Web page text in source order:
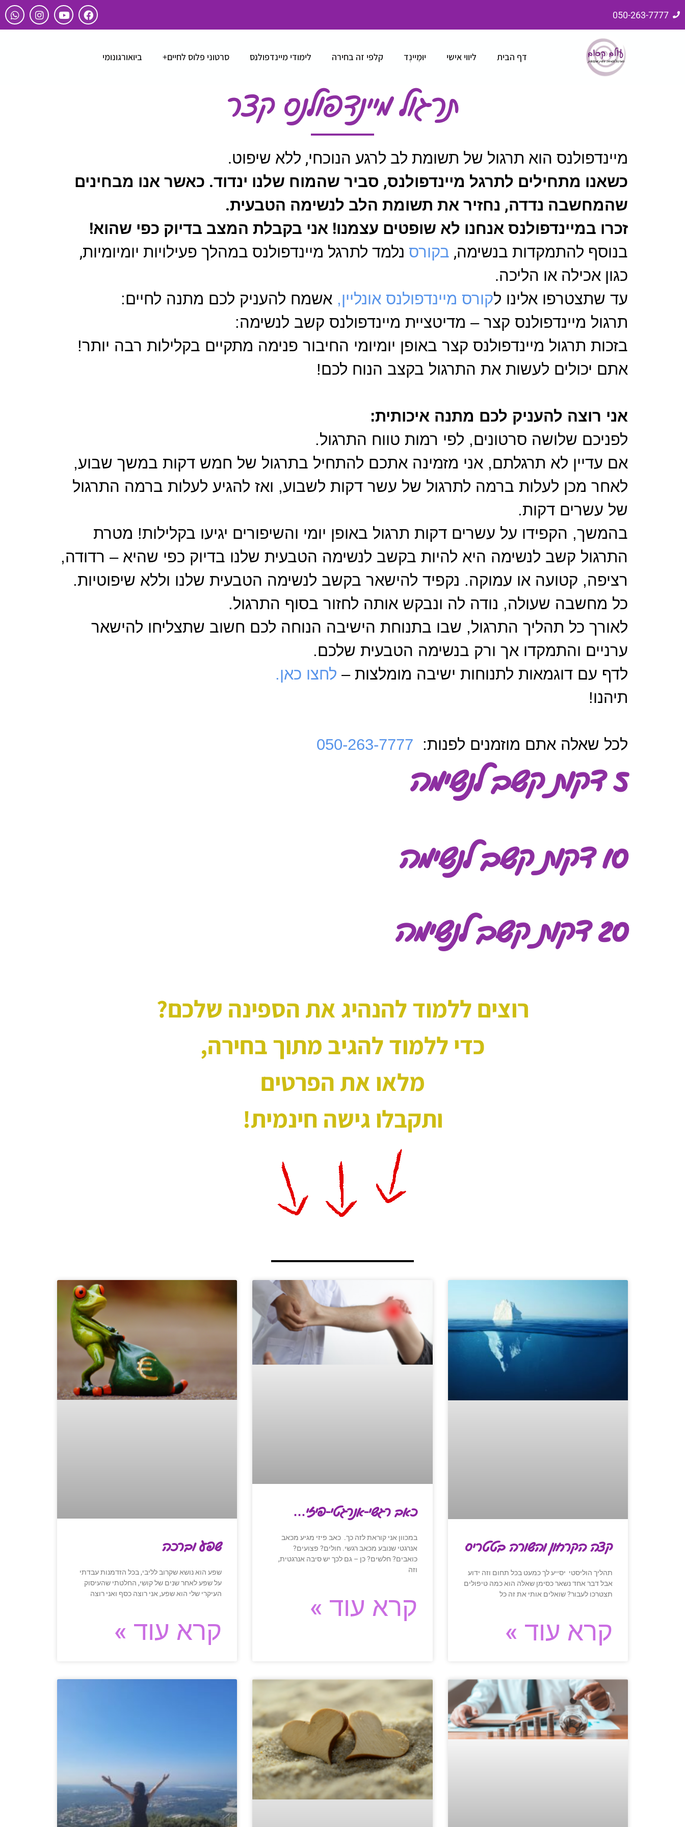
050-263-7777
דף הבית ליווי אישי יוּמׇיינְד קלפי זה בחירה לימודי מיינדפולנס סרטוני פלוס לחיים+ ביואורגונומי
תרגול מיינדפולנס קצר
מיינדפולנס הוא תרגול של תשומת לב לרגע הנוכחי, ללא שיפוט.
כשאנו מתחילים לתרגל מיינדפולנס, סביר שהמוח שלנו ינדוד. כאשר אנו מבחינים
שהמחשבה נדדה, נחזיר את תשומת הלב לנשימה הטבעית.
זכרו במיינדפולנס אנחנו לא שופטים עצמנו! אני בקבלת המצב בדיוק כפי שהוא!
בנוסף להתמקדות בנשימה, בקורס נלמד לתרגל מיינדפולנס במהלך פעילויות יומיומיות,
כגון אכילה או הליכה.
עד שתצטרפו אלינו לקורס מיינדפולנס אונליין, אשמח להעניק לכם מתנה לחיים:
תרגול מיינדפולנס קצר – מדיטציית מיינדפולנס קשב לנשימה:
בזכות תרגול מיינדפולנס קצר באופן יומיומי החיבור פנימה מתקיים בקלילות רבה יותר!
אתם יכולים לעשות את התרגול בקצב הנוח לכם!
אני רוצה להעניק לכם מתנה איכותית:
לפניכם שלושה סרטונים, לפי רמות טווח התרגול.
אם עדיין לא תרגלתם, אני מזמינה אתכם להתחיל בתרגול של חמש דקות במשך שבוע,
לאחר מכן לעלות ברמה לתרגול של עשר דקות לשבוע, ואז להגיע לעלות ברמה התרגול
של עשרים דקות.
בהמשך, הקפידו על עשרים דקות תרגול באופן יומי והשיפורים יגיעו בקלילות! מטרת
התרגול קשב לנשימה היא להיות בקשב לנשימה הטבעית שלנו בדיוק כפי שהיא – רדודה,
רציפה, קטועה או עמוקה. נקפיד להישאר בקשב לנשימה הטבעית שלנו וללא שיפוטיות.
כל מחשבה שעולה, נודה לה ונבקש אותה לחזור בסוף התרגול.
לאורך כל תהליך התרגול, שבו בתנוחת הישיבה הנוחה לכם חשוב שתצליחו להישאר
ערניים והתמקדו אך ורק בנשימה הטבעית שלכם.
לדף עם דוגמאות לתנוחות ישיבה מומלצות – לחצו כאן.
תיהנו!
לכל שאלה אתם מוזמנים לפנות: 050-263-7777
5 דקות קשב לנשימה
10 דקות קשב לנשימה
20 דקות קשב לנשימה
רוצים ללמוד להנהיג את הספינה שלכם?
כדי ללמוד להגיב מתוך בחירה,
מלאו את הפרטים
ותקבלו גישה חינמית!
קצה הקרחון והשורה בטטריס
תהליך הוליסטי יסייע לך כמעט בכל תחום וזה ידוע
אבל דבר אחד נשאר כסימן שאלה הוא כמה טיפולים
תצטרכו לעבור? שואלים אותי את זה כל
קרא עוד »
כאב רגשי-אנרגטי-פיזי…
במכוון אני קוראת לזה כך. כאב פיזי מגיע מכאב
אנרגטי שנובע מכאב רגשי. חולים? פצועים?
כואבים? חלשים? כן – גם לכך יש סיבה אנרגטית,
וזה
קרא עוד »
שפע וברכה
שפע הוא נושא שקרוב לליבי, בכל הזדמנות עבדתי
על שפע לאחר שנים של קושי, החלטתי שהעיסוק
העיקרי שלי הוא שפע, אני רוצה כסף ואני רוצה
קרא עוד »